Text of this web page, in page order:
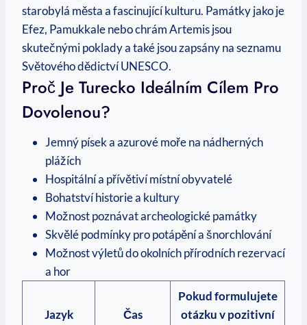
starobylá města a fascinující kulturu. Památky jako je
Efez, Pamukkale nebo chrám Artemis jsou
skutečnými poklady a také jsou zapsány na seznamu
Světového dědictví UNESCO.
Proč Je Turecko Ideálním Cílem Pro
Dovolenou?
Jemný písek a azurové moře na nádherných
plážích
Hospitální a přívětiví místní obyvatelé
Bohatství historie a kultury
Možnost poznávat archeologické památky
Skvělé podmínky pro potápění a šnorchlování
Možnost výletů do okolních přírodních rezervací
a hor
Jazyk Čas
Pokud formulujete
otázku v pozitivní